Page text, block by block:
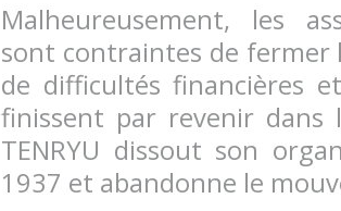
Malheureusement, les
sont contraintes de fermer
de difficultés financières
finissent par revenir dans
TENRYU dissout son
1937 et abandonne le